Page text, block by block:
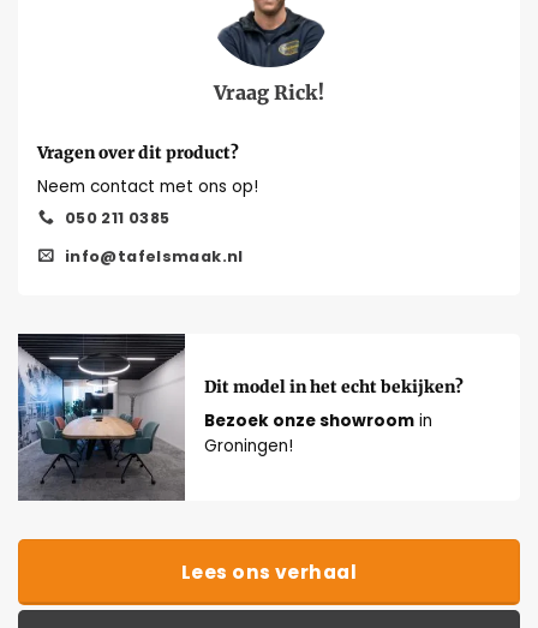
Vraag Rick!
Vragen over dit product?
Neem contact met ons op!
050 211 0385
info@tafelsmaak.nl
Dit model in het echt bekijken?
Bezoek onze showroom in
Groningen!
Lees ons verhaal